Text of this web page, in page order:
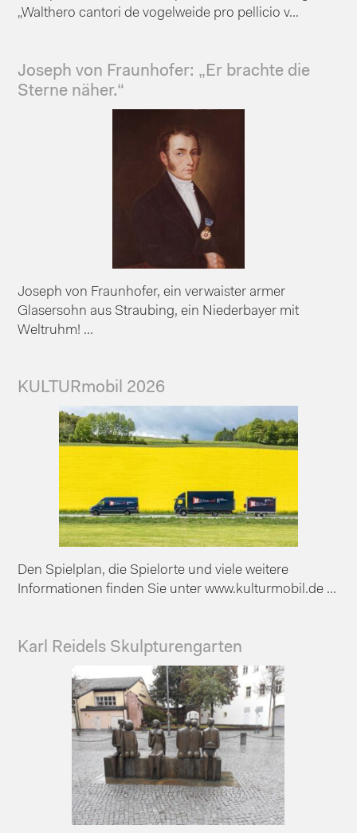
„Walthero cantori de vogelweide pro pellicio v...
Joseph von Fraunhofer: „Er brachte die
Sterne näher.“
Joseph von Fraunhofer, ein verwaister armer
Glasersohn aus Straubing, ein Niederbayer mit
Weltruhm! ...
KULTURmobil 2026
Den Spielplan, die Spielorte und viele weitere
Informationen finden Sie unter www.kulturmobil.de ...
Karl Reidels Skulpturengarten